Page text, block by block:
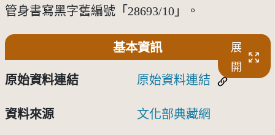
管身書寫黑字舊編號「28693/10」。
基本資訊
展
開
原始資料連結 原始資料連結
資料來源 文化部典藏網